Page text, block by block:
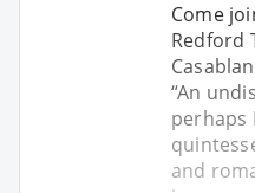
Come
Redford
“An
perhaps
and